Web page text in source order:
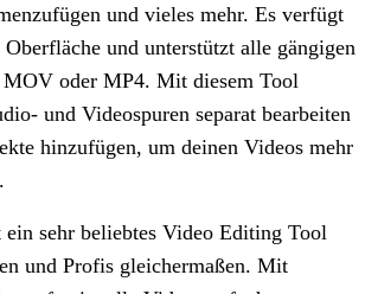
und vieles mehr. Es verfügt
und unterstützt alle gängigen
oder MP4. Mit diesem Tool
und Videospuren separat bearbeiten
hinzufügen, um deinen Videos mehr
ein sehr beliebtes Video Editing Tool
und Profis gleichermaßen. Mit